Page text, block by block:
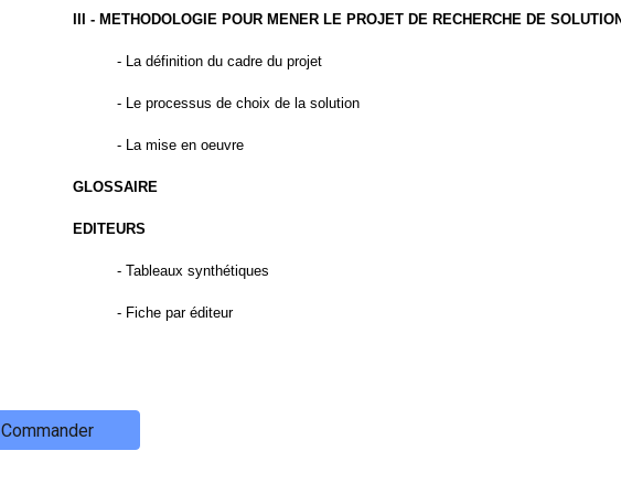
III - METHODOLOGIE POUR MENER LE PROJET DE RECHERCHE DE
- La définition du cadre du projet
- Le processus de choix de la solution
- La mise en oeuvre
GLOSSAIRE
EDITEURS
- Tableaux synthétiques
- Fiche par éditeur
Commander